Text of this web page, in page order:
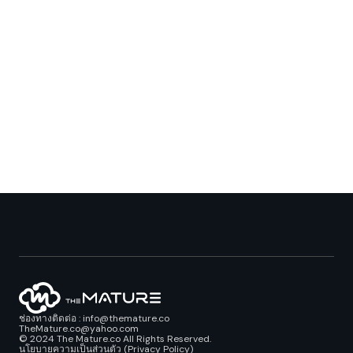
ช่องทางติดต่อ : info@themature.co
TheMature.co@yahoo.com
© 2024 The Mature.co All Rights Reserved.
นโยบายความเป็นส่วนตัว (Privacy Policy)